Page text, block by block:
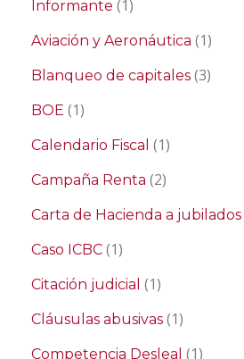
Informante (1)
Aviación y Aeronáutica (1)
Blanqueo de capitales (3)
BOE (1)
Calendario Fiscal (1)
Campaña Renta (2)
Carta de Hacienda a jubilados
Caso ICBC (1)
Citación judicial (1)
Cláusulas abusivas (1)
Competencia Desleal (1)